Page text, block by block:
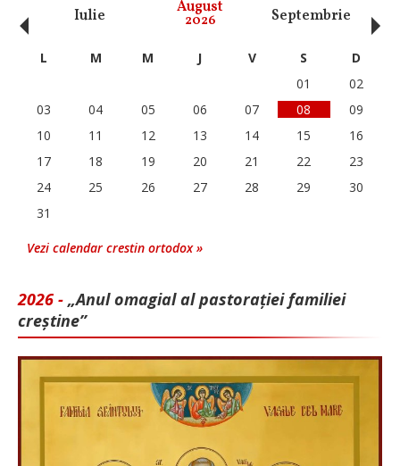
Iulie August
2026 Septembrie
‹ L M M J V S
D
01
02
03
04 05 06 07 08
09
10
11 12 13 14 15
16
17
18 19 20 21 22
23
24
25 26 27 28 29
30
31
Vezi calendar crestin ortodox »
2026 - „Anul omagial al pastorației familiei
creștine”